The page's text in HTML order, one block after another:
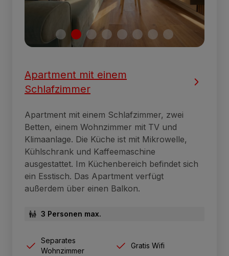
Apartment mit einem
Schlafzimmer
Apartment mit einem Schlafzimmer, zwei
Betten, einem Wohnzimmer mit TV und
Klimaanlage. Die Küche ist mit Mikrowelle,
Kühlschrank und Kaffeemaschine
ausgestattet. Im Küchenbereich befindet sich
ein Esstisch. Das Apartment verfügt
außerdem über einen Balkon.
3 Personen max.
Separates
Wohnzimmer
Gratis Wifi